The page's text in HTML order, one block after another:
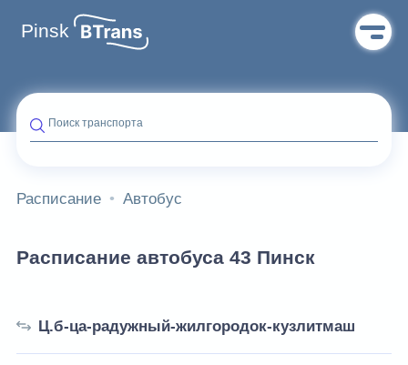
Pinsk
Поиск транспорта
Расписание Автобус
Расписание автобуса 43 Пинск
Ц.б-ца-радужный-жилгородок-кузлитмаш